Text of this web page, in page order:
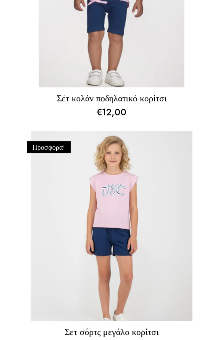
Σέτ κολάν ποδηλατικό κορίτσι
€12,00
Προσφορά!
Σετ σόρτς μεγάλο κορίτσι